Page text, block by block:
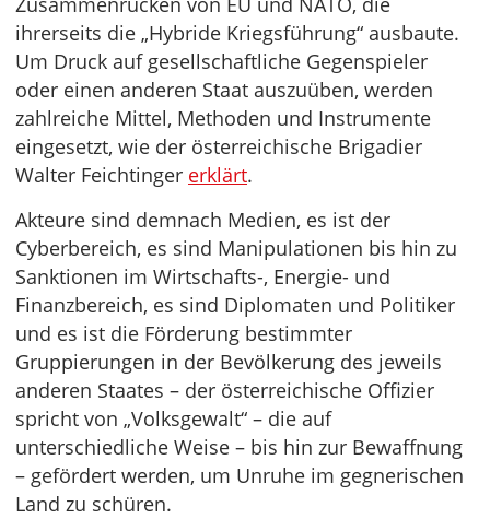
ihrerseits die „Hybride Kriegsführung“ ausbaute.
Um Druck auf gesellschaftliche Gegenspieler
oder einen anderen Staat auszuüben, werden
zahlreiche Mittel, Methoden und Instrumente
eingesetzt, wie der österreichische Brigadier
Walter Feichtinger erklärt.
Akteure sind demnach Medien, es ist der
Cyberbereich, es sind Manipulationen bis hin zu
Sanktionen im Wirtschafts-, Energie- und
Finanzbereich, es sind Diplomaten und Politiker
und es ist die Förderung bestimmter
Gruppierungen in der Bevölkerung des jeweils
anderen Staates – der österreichische Offizier
spricht von „Volksgewalt“ – die auf
unterschiedliche Weise – bis hin zur Bewaffnung
– gefördert werden, um Unruhe im gegnerischen
Land zu schüren.